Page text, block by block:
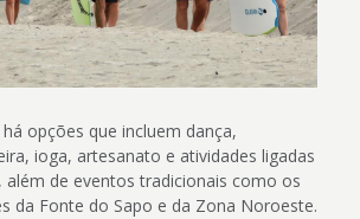
opções que incluem dança,
ioga, artesanato e atividades ligadas
além de eventos tradicionais como os
da Fonte do Sapo e da Zona Noroeste.